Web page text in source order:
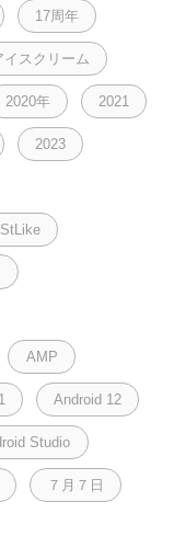
17周年
イスクリーム
2020年 2021
2023
AMP
Android 12
Studio
７月７日